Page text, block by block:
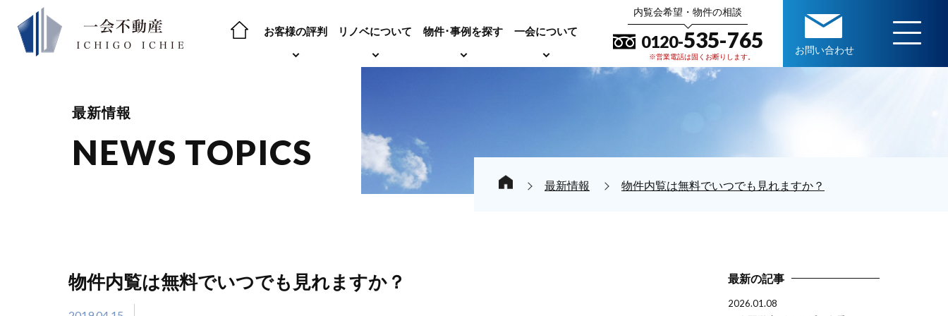
お客様の評判 リノベについて 物件･事例を探す 一会について
内覧会希望・物件の相談
0120-535-765
※営業電話は固くお断りします。
お問い合わせ
最新情報
NEWS TOPICS
最新情報 物件内覧は無料でいつでも見れますか？
物件内覧は無料でいつでも見れますか？ 最新の記事
2026.01.08